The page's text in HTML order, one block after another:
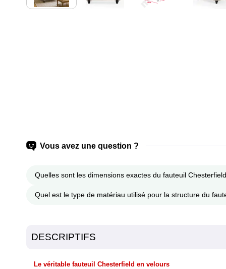
Vous avez une question ?
Quelles sont les dimensions exactes du fauteuil
Quel est le type de matériau utilisé pour la structure du
DESCRIPTIFS
Le véritable fauteuil Chesterfield en velours